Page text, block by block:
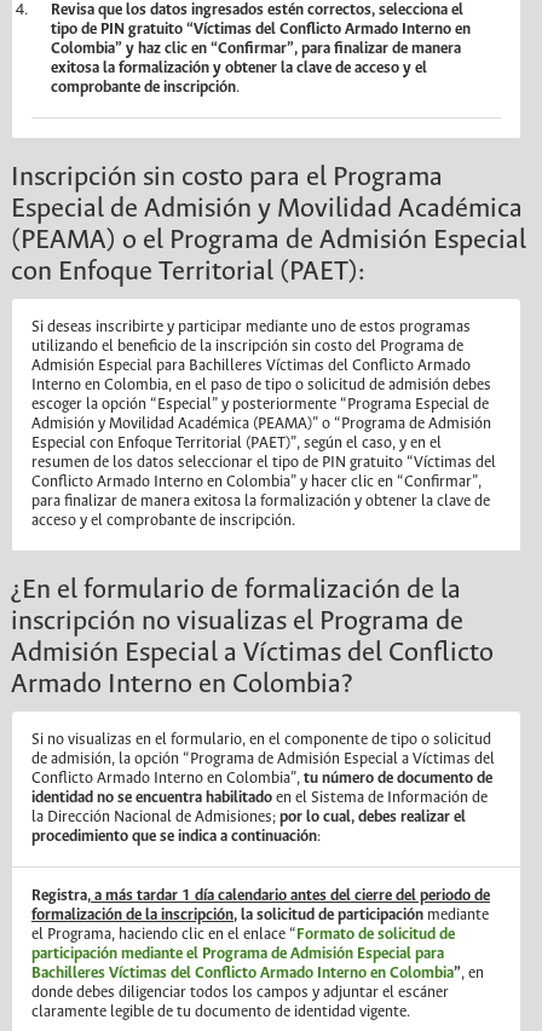
Revisa que los datos ingresados estén correctos, selecciona el
tipo de PIN gratuito “Víctimas del Conflicto Armado Interno en
Colombia” y haz clic en “Confirmar”, para finalizar de manera
exitosa la formalización y obtener la clave de acceso y el
comprobante de inscripción.
Inscripción sin costo para el Programa
Especial de Admisión y Movilidad Académica
(PEAMA) o el Programa de Admisión Especial
con Enfoque Territorial (PAET):​
​​​​Si deseas inscribirte y participar mediante uno de estos programas
utilizando el beneficio de la inscripción sin costo del Programa de
Admisión Especial para Bachilleres Víctimas del Conflicto Armado
Interno en Colombia, en el paso de tipo o solicitud de admisión debes
escoger la opción “Especial” y posteriormente “Programa Especial de
Admisión y Movilidad Académica (PEAMA)” o “Programa de Admisión
Especial con Enfoque Territorial (PAET)”, según el caso, y en el
resumen de los datos seleccionar el tipo de PIN gratuito “Víctimas del
Conflicto Armado Interno en Colombia” y hacer clic en “Confirmar”,
para finalizar de manera exitosa la formalización y obtener la clave de
acceso y el comprobante de inscripción.
¿En el formulario de formalización de la
inscripción no visualizas el Programa de
Admisión Especial a Víctimas del Conflicto
Armado Interno en Colombia?
Si no visualizas en el formulario, en el componente de tipo o solicitud
de admisión, la opción “Programa de Admisión Especial a Víctimas del
Conflicto Armado Interno en Colombia”, tu número de documento de
identidad no se encuentra habilitadoen el Sistema de Información de
la Dirección Nacional de Admisiones; por lo cual, debes realizar el
procedimiento que se indica a continuación:
Registra,a más tardar 1 día calendario antes del cierre del periodo de
formalización de la inscripción, la solicitud de participaciónmediante
el Programa, haciendo clic en el enlace “Formato de solicitud de
participación mediante el Programa de Admisión Especial para
Bachilleres Víctimas del Conflicto Armado Interno en Colombia”, en
donde debes diligenciar todos los campos y adjuntar el escáner
claramente legible de tu documento de identidad vigente.